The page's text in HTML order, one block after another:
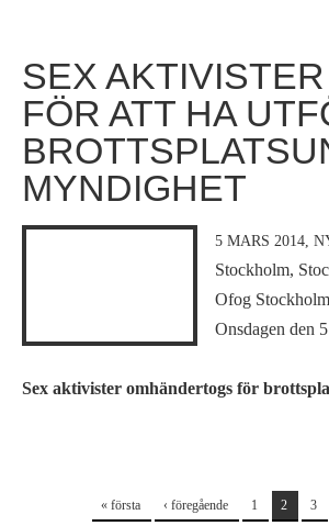
SEX
FÖR ATT HA
MYNDIGHET
5 MARS 2014,
Stockholm,
Ofog Stockholm
Onsdagen den
Sex aktivister omhändertogs för
« första ‹ föregående 1 2 3